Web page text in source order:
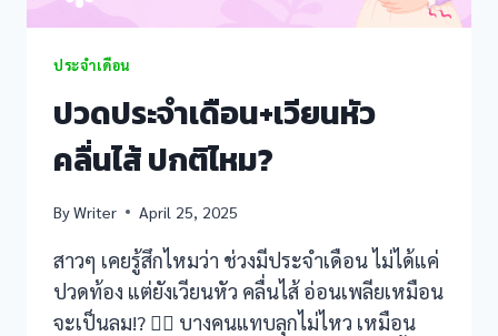
ประจำเดือน
ปวดประจำเดือน+เวียนหัว
คลื่นไส้ ปกติไหม?
ByWriter April 25, 2025
สาวๆ เคยรู้สึกไหมว่า ช่วงมีประจำเดือน ไม่ได้แค่
ปวดท้อง แต่ยังเวียนหัว คลื่นไส้ อ่อนเพลียเหมือน
จะเป็นลม!? 😵‍💫 บางคนแทบลุกไม่ไหว เหมือน